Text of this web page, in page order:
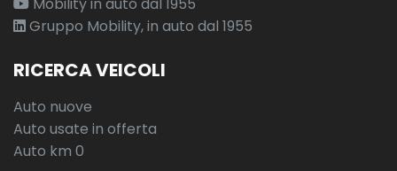
Gruppo Mobility, in auto dal 1955
RICERCA VEICOLI
Auto nuove
Auto usate in offerta
Auto km 0